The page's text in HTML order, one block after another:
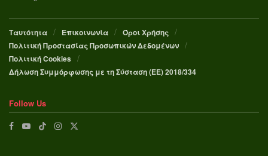
Ταυτότητα Επικοινωνία
Όροι Χρήσης
Πολιτική Προστασίας Προσωπικών Δεδομένων
Πολιτική Cookies
Δήλωση Συμμόρφωσης με τη Σύσταση (ΕΕ) 2018/334
Follow Us